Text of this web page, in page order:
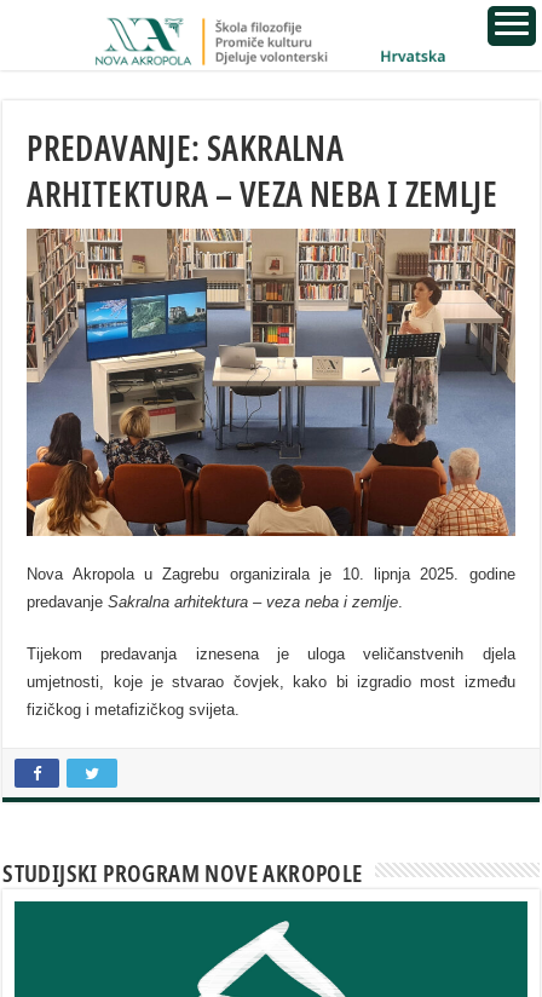
PREDAVANJE: SAKRALNA
ARHITEKTURA – VEZA NEBA I ZEMLJE
Nova Akropola u Zagrebu organizirala je 10. lipnja 2025. godine
predavanjeSakralna arhitektura – veza neba i zemlje
Tijekom predavanja iznesena je uloga veličanstvenih djela
umjetnosti, koje je stvarao čovjek, kako bi izgradio most između
fizičkog i metafizičkog svijeta.
STUDIJSKI PROGRAM NOVE AKROPOLE